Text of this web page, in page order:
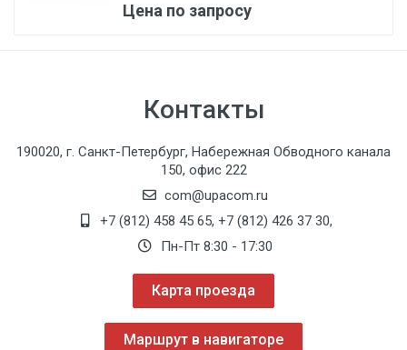
Цена по запросу
Контакты
190020, г. Санкт-Петербург, Набережная Обводного канала
150, офис 222
com@upacom.ru
+7 (812) 458 45 65, +7 (812) 426 37 30,
Пн-Пт 8:30 - 17:30
Карта проезда
Маршрут в навигаторе